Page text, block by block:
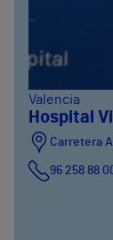
Valencia
Hospital
Carretera
96 258 88